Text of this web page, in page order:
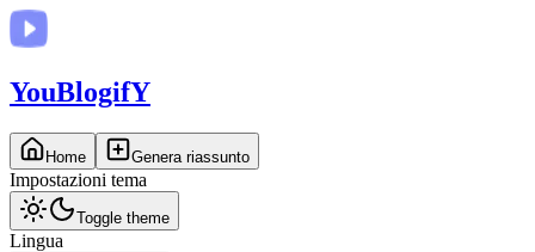
YouBlogifY
Home Genera riassunto
Impostazioni tema
Toggle theme
Lingua